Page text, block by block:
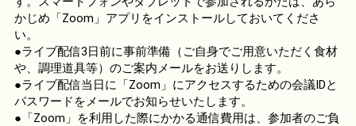
かじめ「Zoom」アプリをインストールしておいてくださ
い。
●ライブ配信3日前に事前準備（ご自身でご用意いただく食材
や、調理道具等）のご案内メールをお送りします。
●ライブ配信当日に「Zoom」にアクセスするための会議IDと
パスワードをメールでお知らせいたします。
●「Zoom」を利用した際にかかる通信費用は、参加者のご負